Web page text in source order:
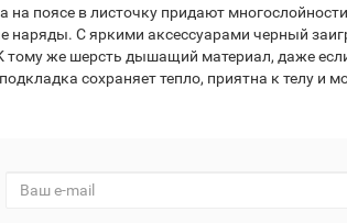
поясе в листочку придают
С яркими аксессуарами черный
тому же шерсть дышащий материал, даже
сохраняет тепло, приятна к телу и